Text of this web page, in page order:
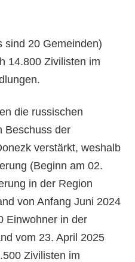
sind 20 Gemeinden)
14.800 Zivilisten im
die russischen
Beschuss der
verstärkt, weshalb
(Beginn am 02.
in der Region
von Anfang Juni 2024
Einwohner in der
vom 23. April 2025
Zivilisten im